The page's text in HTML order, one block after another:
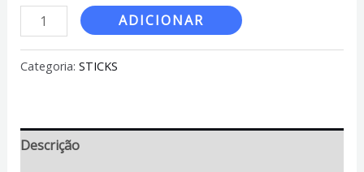
Quantidade
de
Stick
ADICIONAR
Categoria: STICKS
Descrição